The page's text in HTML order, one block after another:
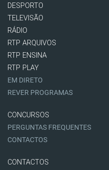
DESPORTO
TELEVISÃO
RÁDIO
RTP ARQUIVOS
RTP ENSINA
RTP PLAY
EM DIRETO
REVER PROGRAMAS
CONCURSOS
PERGUNTAS FREQUENTES
CONTACTOS
CONTACTOS